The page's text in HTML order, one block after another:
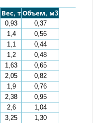
Вес, т Объем, м3
0,93
0,37
1,4
0,56
1,1
0,44
1,2
0,48
1,63
0,65
2,05
0,82
1,9
0,76
2,38
0,95
2,6
1,04
3,25
1,30